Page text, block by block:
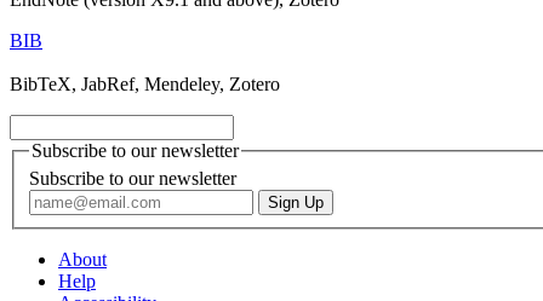
BIB
BibTeX, JabRef, Mendeley, Zotero
Subscribe to our newsletter
Subscribe to our newsletter
About
Help